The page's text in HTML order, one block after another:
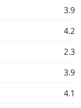
3.9
4.2
2.3
3.9
4.1